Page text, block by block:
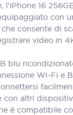
l'iPhone 16
con
consente di
video in
blu
Wi-Fi e
con altri
è compatibile